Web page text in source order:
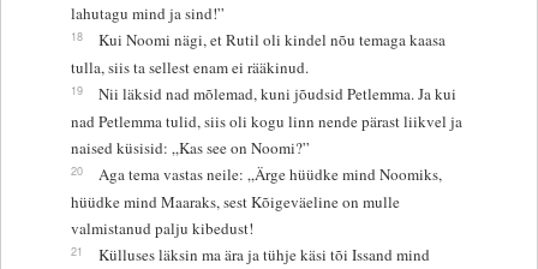
lahutagu mind ja sind!”
18
Kui Noomi nägi, et Rutil oli kindel nõu temaga kaasa
tulla, siis ta sellest enam ei rääkinud.
19
Nii läksid nad mõlemad, kuni jõudsid Petlemma. Ja kui
nad Petlemma tulid, siis oli kogu linn nende pärast liikvel ja
naised küsisid: „Kas see on Noomi?”
20
Aga tema vastas neile: „Ärge hüüdke mind Noomiks,
hüüdke mind Maaraks, sest Kõigeväeline on mulle
valmistanud palju kibedust!
21
Külluses läksin ma ära ja tühje käsi tõi Issand mind